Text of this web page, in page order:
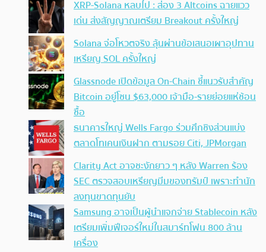
XRP-Solana หลบไป : ส่อง 3 Altcoins ฉายแวว
เด่น ส่งสัญญาณเตรียม Breakout ครั้งใหญ่
Solana จ่อโหวตจริง ลุ้นผ่านข้อเสนอเผาอุปทาน
เหรียญ SOL ครั้งใหญ่
Glassnode เปิดข้อมูล On-Chain ชี้แนวรับสำคัญ
Bitcoin อยู่โซน $63,000 เจ้ามือ-รายย่อยแห่ช้อน
ซื้อ
ธนาคารใหญ่ Wells Fargo ร่วมศึกชิงส่วนแบ่ง
ตลาดโทเคนเงินฝาก ตามรอย Citi, JPMorgan
Clarity Act อาจชะงักยาว ๆ หลัง Warren ร้อง
SEC ตรวจสอบเหรียญมีมของทรัมป์ เพราะทำนัก
ลงทุนขาดทุนยับ
Samsung อาจเป็นผู้นำแจกจ่าย Stablecoin หลัง
เตรียมเพิ่มฟีเจอร์ใหม่ในสมาร์ทโฟน 800 ล้าน
เครื่อง